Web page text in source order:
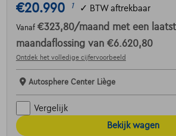
€20.990 1 ✓ BTW aftrekbaar
Vanaf €323,80/maand met een
maandaflossing van €6.620,80
Ontdek het volledige cijfervoorbeeld
Autosphere Center Liège
Vergelijk
Bekijk wagen